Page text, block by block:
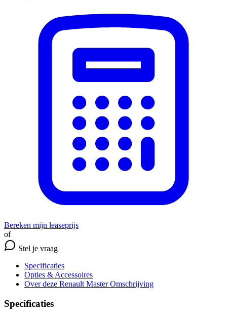
Bereken mijn leaseprijs
of
Stel je vraag
Specificaties
Opties & Accessoires
Over deze Renault Master Omschrijving
Specificaties